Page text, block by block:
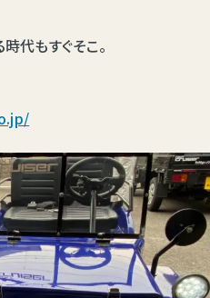
代もすぐそこ。